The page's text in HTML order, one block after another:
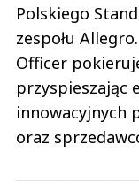
Polskiego
zespołu
Officer
przyspieszając
innowacyjnych
oraz